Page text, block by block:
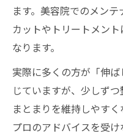
ます。美容院でのメン
カットやトリートメン
なります。
実際に多くの方が「伸
じていますが、少しず
まとまりを維持しやす
プロのアドバイスを受